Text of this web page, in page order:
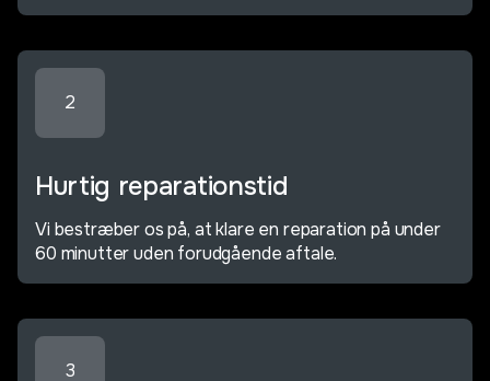
2
Hurtig reparationstid
Vi bestræber os på, at klare en reparation på under
60 minutter uden forudgående aftale.
3